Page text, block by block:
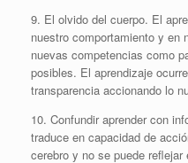
9. El olvido del cuerpo. El
nuestro comportamiento y en
nuevas competencias como
posibles. El aprendizaje
transparencia accionando lo
10. Confundir aprender con
traduce en capacidad de
cerebro y no se puede reflejar